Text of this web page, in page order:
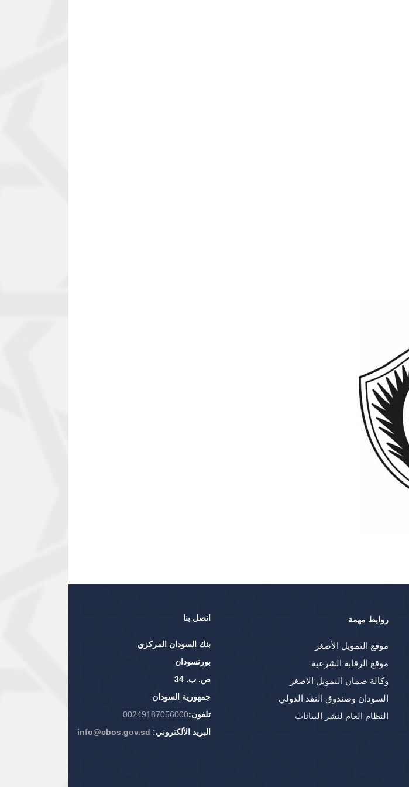
اتصل بنا
بنك السودان المركزي
بورتسودان
ص. ب. 34
جمهورية السودان
تلفون:00249187056000
البريد الألكتروني: info@cbos.gov.sd
روابط مهمة
موقع التمويل الأصغر
موقع الرقابة الشرعية
وكالة ضمان التمويل الاصغر
السودان وصندوق النقد الدولي
النظام العام لنشر البيانات